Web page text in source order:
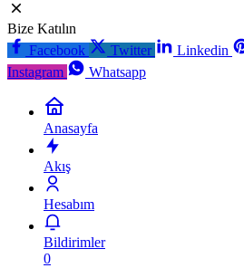
Bize Katılın
Facebook
Twitter Linkedin
Instagram
Whatsapp
Anasayfa
Akış
Hesabım
Bildirimler
0